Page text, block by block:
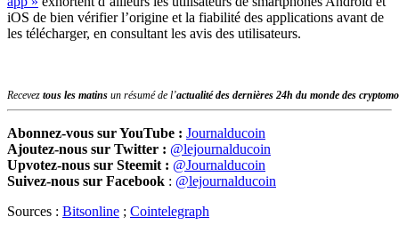
iOS de bien vérifier l’origine et la fiabilité des applications avant de
les télécharger, en consultant les avis des utilisateurs.
Recevez tous les matins un résumé de l’actualité des dernières 24h du monde des
Abonnez-vous sur YouTube : Journalducoin
Ajoutez-nous sur Twitter : @lejournalducoin
Upvotez-nous sur Steemit : @Journalducoin
Suivez-nous sur Facebook : @lejournalducoin
Sources : Bitsonline ; Cointelegraph